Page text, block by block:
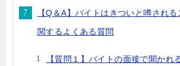
【Q＆A】バイトはきついと噂され
関するよくある質問
【質問１】バイトの面接で聞かれ